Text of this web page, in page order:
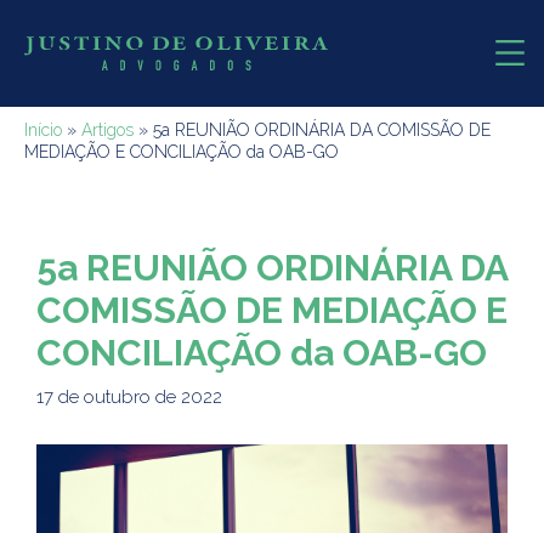
Início » Artigos » 5a REUNIÃO ORDINÁRIA DA COMISSÃO DE
MEDIAÇÃO E CONCILIAÇÃO da OAB-GO
5a REUNIÃO ORDINÁRIA DA
COMISSÃO DE MEDIAÇÃO E
CONCILIAÇÃO da OAB-GO
17 de outubro de 2022